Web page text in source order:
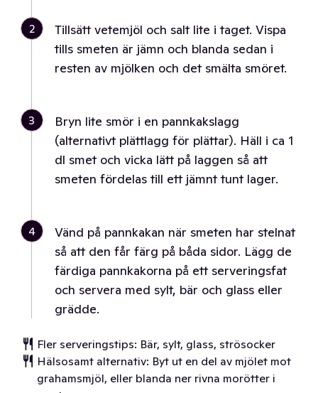
2
Tillsätt vetemjöl och salt lite i taget. Vispa
tills smeten är jämn och blanda sedan i
resten av mjölken och det smälta smöret.
3
Bryn lite smör i en pannkakslagg
(alternativt plättlagg för plättar). Häll i ca 1
dl smet och vicka lätt på laggen så att
smeten fördelas till ett jämnt tunt lager.
4
Vänd på pannkakan när smeten har stelnat
så att den får färg på båda sidor. Lägg de
färdiga pannkakorna på ett serveringsfat
och servera med sylt, bär och glass eller
grädde.
Fler serveringstips: Bär, sylt, glass, strösocker
Hälsosamt alternativ: Byt ut en del av mjölet mot
grahamsmjöl, eller blanda ner rivna morötter i